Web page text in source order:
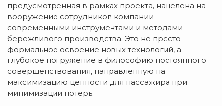
предусмотренная в рамках проекта, нацелена на
вооружение сотрудников компании
современными инструментами и методами
бережливого производства. Это не просто
формальное освоение новых технологий, а
глубокое погружение в философию постоянного
совершенствования, направленную на
максимизацию ценности для пассажира при
минимизации потерь.